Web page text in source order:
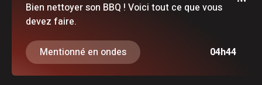
Bien nettoyer son BBQ ! Voici tout ce que vous
devez faire.
Mentionné en ondes 04h44